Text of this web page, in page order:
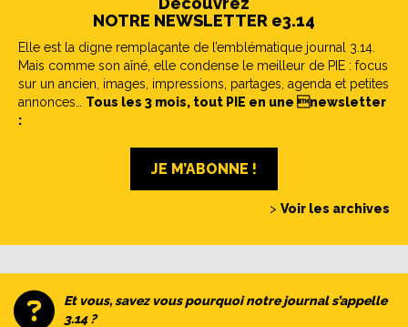
NOTRE NEWSLETTER e3.14
Elle est la digne remplaçante de l’emblématique journal 3.14.
Mais comme son aîné, elle condense le meilleur de PIE : focus
sur un ancien, images, impressions, partages, agenda et petites
annonces… Tous les 3 mois, tout PIE en une newsletter
:
JE M’ABONNE !
> Voir les archives
Et vous, savez vous pourquoi notre journal s’appelle
3.14 ?